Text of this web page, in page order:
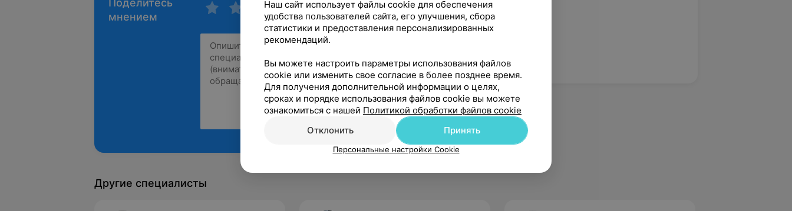
Поделитесь
мнением
Рекомендую
Другие специалисты
Наш сайт использует файлы cookie для обеспечения
удобства пользователей сайта, его улучшения, сбора
статистики и предоставления персонализированных
рекомендаций.
Вы можете настроить параметры использования файлов
cookie или изменить свое согласие в более позднее время.
Для получения дополнительной информации о целях,
сроках и порядке использования файлов cookie вы можете
ознакомиться с нашей Политикой обработки файлов cookie
Отклонить
Принять
Персональные настройки Cookie